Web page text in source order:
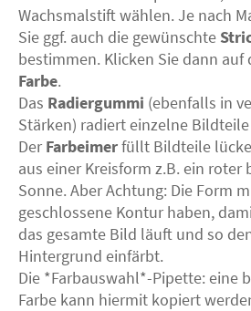
Wachsmalstift wählen. Je nach
Sie ggf. auch die gewünschte
bestimmen. Klicken Sie dann auf
Farbe.
Das Radiergummi (ebenfalls in
Stärken) radiert einzelne Bildteile
DerFarbeimerfüllt Bildteile
aus einer Kreisform z.B. ein roter
Sonne. Aber Achtung: Die Form
geschlossene Kontur haben,
das gesamte Bild läuft und so
Hintergrund einfärbt.
Die *Farbauswahl*-Pipette: eine
Farbe kann hiermit kopiert